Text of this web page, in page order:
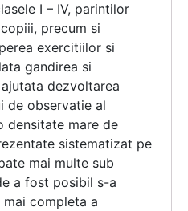
I – IV, parintilor
precum si
exercitiilor si
gandirea si
dezvoltarea
de observatie al
densitate mare de
sistematizat pe
mai multe sub
a fost posibil s-a
completa a